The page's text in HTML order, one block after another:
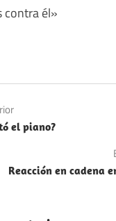
contra él»
el piano?
Reacción en cadena